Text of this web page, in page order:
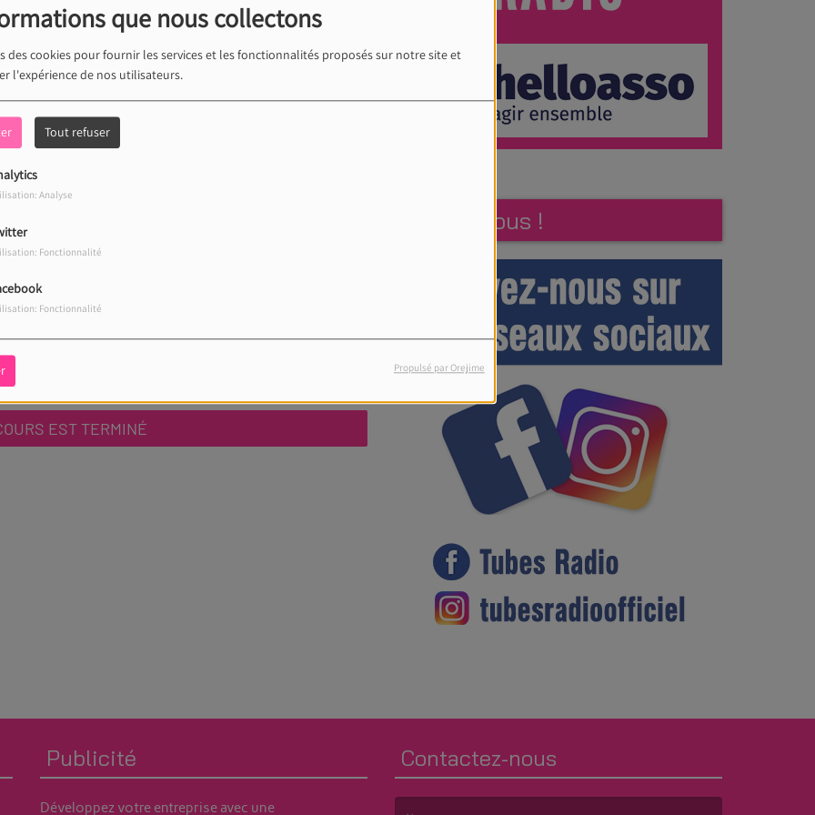
que nous collectons
des cookies pour fournir les services et les fonctionnalités proposés sur notre site et
l'expérience de nos utilisateurs.
Tout refuser
Analyse
Fonctionnalité
Fonctionnalité
Propulsé par Orejime
l'année 2022, Tubes Radio vous invite à suivre
Hameau. Pour cette 14ème journée du Top 14,
blanc.
le stade
Suivez-nous !
Publicité
Développez votre entreprise avec une
Contactez-nous